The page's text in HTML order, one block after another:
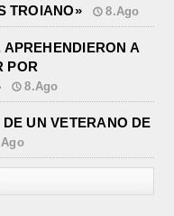
TROIANO»
8.Ago
A
POR
8.Ago
UN VETERANO DE